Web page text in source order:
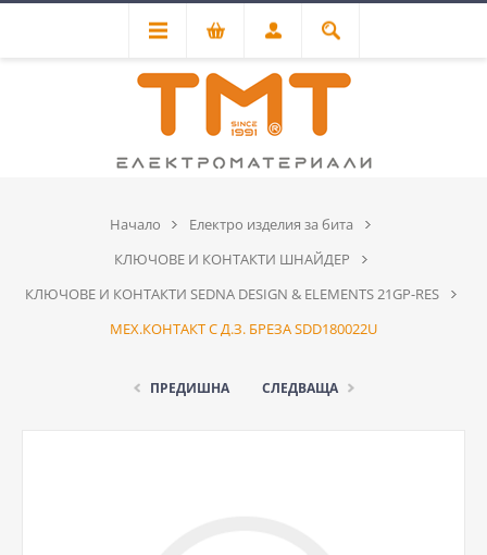
Начало
Електро изделия за бита
КЛЮЧОВЕ И КОНТАКТИ ШНАЙДЕР
КЛЮЧОВЕ И КОНТАКТИ SEDNA DESIGN & ELEMENTS 21GP-RES
МЕХ.КОНТАКТ С Д.З. БРЕЗА SDD180022U
ПРЕДИШНА СЛЕДВАЩА